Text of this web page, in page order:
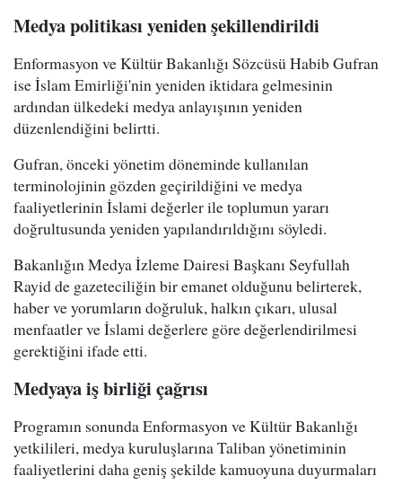
Medya politikası yeniden şekillendirildi
Enformasyon ve Kültür Bakanlığı Sözcüsü Habib Gufran
ise İslam Emirliği'nin yeniden iktidara gelmesinin
ardından ülkedeki medya anlayışının yeniden
düzenlendiğini belirtti.
Gufran, önceki yönetim döneminde kullanılan
terminolojinin gözden geçirildiğini ve medya
faaliyetlerinin İslami değerler ile toplumun yararı
doğrultusunda yeniden yapılandırıldığını söyledi.
Bakanlığın Medya İzleme Dairesi Başkanı Seyfullah
Rayid de gazeteciliğin bir emanet olduğunu belirterek,
haber ve yorumların doğruluk, halkın çıkarı, ulusal
menfaatler ve İslami değerlere göre değerlendirilmesi
gerektiğini ifade etti.
Medyaya iş birliği çağrısı
Programın sonunda Enformasyon ve Kültür Bakanlığı
yetkilileri, medya kuruluşlarına Taliban yönetiminin
faaliyetlerini daha geniş şekilde kamuoyuna duyurmaları